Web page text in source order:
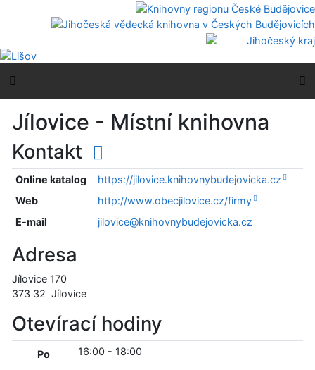
Přejít na menu
Jílovice - Místní knihovna
Kontakt
Online katalog
https://jilovice.knihovnybudejovicka.cz
Web
http://www.obecjilovice.cz/firmy
E-mail
jilovice@knihovnybudejovicka.cz
Adresa
Jílovice 170
373 32 Jílovice
Otevírací hodiny
Po 16:00 - 18:00